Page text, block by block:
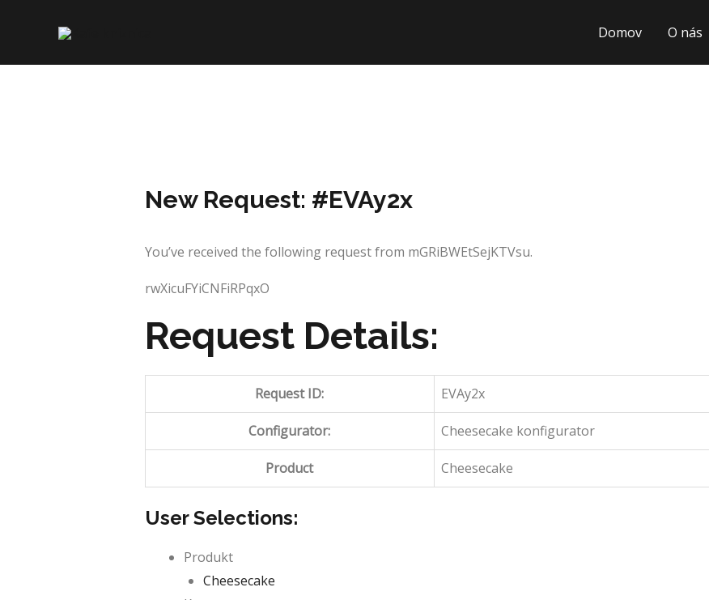
Domov O nás
New Request: #EVAy2x
You’ve received the following request from mGRiBWEtSejKTVsu.
rwXicuFYiCNFiRPqxO
Request Details:
Request ID: EVAy2x
Configurator: Cheesecake konfigurator
Product Cheesecake
User Selections:
Produkt
Cheesecake